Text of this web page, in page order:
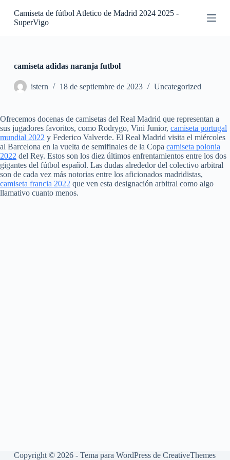
S
e
n
i
d
o
Camiseta de fútbol Atletico de Madrid 2024 2025 -
SuperVigo
camiseta adidas naranja futbol
istern 18 de septiembre de 2023 Uncategorized
Ofrecemos docenas de camisetas del Real Madrid que representan a
sus jugadores favoritos, como Rodrygo, Vini Junior, camiseta portugal
mundial 2022 y Federico Valverde. El Real Madrid visita el miércoles
al Barcelona en la vuelta de semifinales de la Copa camiseta polonia
2022 del Rey. Estos son los diez últimos enfrentamientos entre los dos
gigantes del fútbol español. Las dudas alrededor del colectivo arbitral
son de cada vez más notorias entre los aficionados madridistas,
camiseta francia 2022 que ven esta designación arbitral como algo
llamativo cuanto menos.
Copyright © 2026 - Tema para WordPress de CreativeThemes